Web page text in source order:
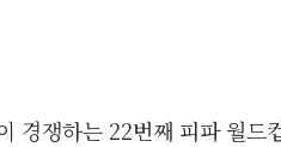
경쟁하는 22번째 피파 월드